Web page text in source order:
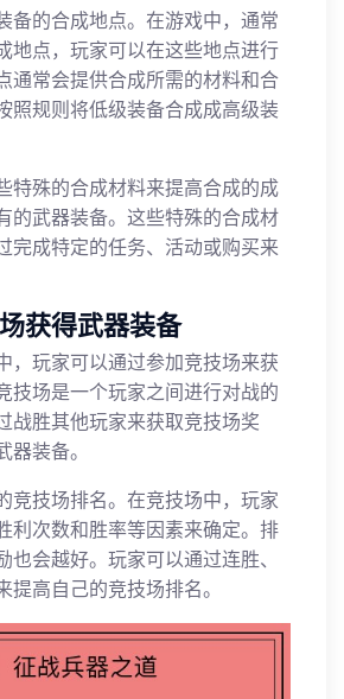
备的合成地点。在游戏中，通常
地点，玩家可以在这些地点进行
通常会提供合成所需的材料和合
照规则将低级装备合成成高级装
特殊的合成材料来提高合成的成
的武器装备。这些特殊的合成材
完成特定的任务、活动或购买来
获得武器装备
，玩家可以通过参加竞技场来获
技场是一个玩家之间进行对战的
战胜其他玩家来获取竞技场奖
装备。
竞技场排名。在竞技场中，玩家
利次数和胜率等因素来确定。排
也会越好。玩家可以通过连胜、
提高自己的竞技场排名。